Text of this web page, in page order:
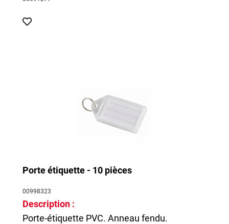
Porte étiquette - 10 pièces
00998323
Description :
Porte-étiquette PVC. Anneau fendu.